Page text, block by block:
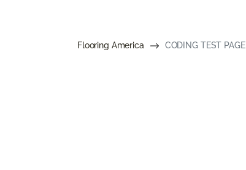
Flooring America CODING TEST PAGE